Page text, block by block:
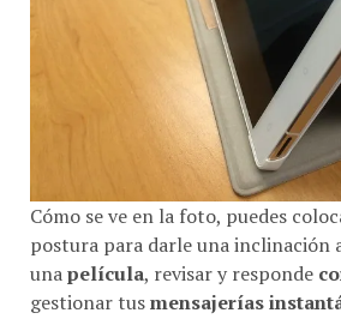
Cómo se ve en la foto, puedes
postura para darle una inclinación
unapelícula, revisar y responde
gestionar tusmensajerías